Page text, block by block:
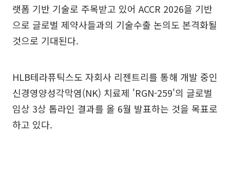
랫폼 기반 기술로 주목받고 있어 ACCR 2026을 기반
으로 글로벌 제약사들과의 기술수출 논의도 본격화될
것으로 기대된다.
HLB테라퓨틱스도 자회사 리젠트리를 통해 개발 중인
신경영양성각막염(NK) 치료제 'RGN-259'의 글로벌
임상 3상 톱라인 결과를 올 6월 발표하는 것을 목표로
하고 있다.